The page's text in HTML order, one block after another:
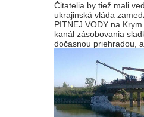
Čitatelia by tiež mali
ukrajinská vláda
PITNEJ VODY na
kanál zásobovania
dočasnou priehradou,